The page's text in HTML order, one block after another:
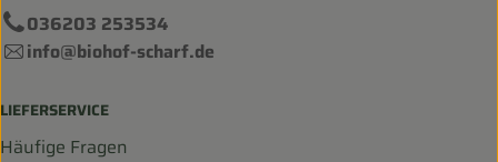
036203 253534
info@biohof-scharf.de
LIEFERSERVICE
Häufige Fragen